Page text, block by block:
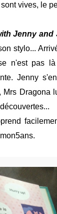
vives, le
Jenny
stylo...
n'est pas
Jenny
Mrs Dragona